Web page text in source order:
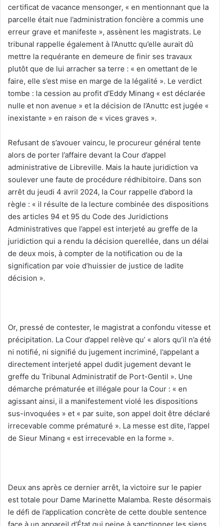
certificat de vacance mensonger, « en mentionnant que la
parcelle était nue l’administration foncière a commis une
erreur grave et manifeste », assènent les magistrats. Le
tribunal rappelle également à l’Anuttc qu’elle aurait dû
mettre la requérante en demeure de finir ses travaux
plutôt que de lui arracher sa terre : « en omettant de le
faire, elle s’est mise en marge de la légalité ». Le verdict
tombe : la cession au profit d’Eddy Minang « est déclarée
nulle et non avenue » et la décision de l’Anuttc est jugée «
inexistante » en raison de « vices graves ».
Refusant de s’avouer vaincu, le procureur général tente
alors de porter l’affaire devant la Cour d’appel
administrative de Libreville. Mais la haute juridiction va
soulever une faute de procédure rédhibitoire. Dans son
arrêt du jeudi 4 avril 2024, la Cour rappelle d’abord la
règle : « il résulte de la lecture combinée des dispositions
des articles 94 et 95 du Code des Juridictions
Administratives que l’appel est interjeté au greffe de la
juridiction qui a rendu la décision querellée, dans un délai
de deux mois, à compter de la notification ou de la
signification par voie d’huissier de justice de ladite
décision ».
Or, pressé de contester, le magistrat a confondu vitesse et
précipitation. La Cour d’appel relève qu’ « alors qu’il n’a été
ni notifié, ni signifié du jugement incriminé, l’appelant a
directement interjeté appel dudit jugement devant le
greffe du Tribunal Administratif de Port-Gentil ». Une
démarche prématurée et illégale pour la Cour : « en
agissant ainsi, il a manifestement violé les dispositions
sus-invoquées » et « par suite, son appel doit être déclaré
irrecevable comme prématuré ». La messe est dite, l’appel
de Sieur Minang « est irrecevable en la forme ».
Deux ans après ce dernier arrêt, la victoire sur le papier
est totale pour Dame Marinette Malamba. Reste désormais
le défi de l’application concrète de cette double sentence
face à un appareil d’État qui peine à sanctionner les siens